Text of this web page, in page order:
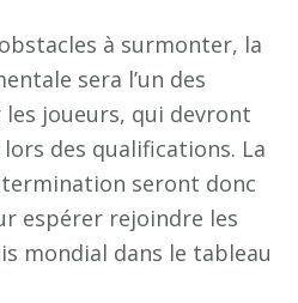
à surmonter, la
sera l’un des
joueurs, qui devront
des qualifications. La
seront donc
espérer rejoindre les
mondial dans le tableau